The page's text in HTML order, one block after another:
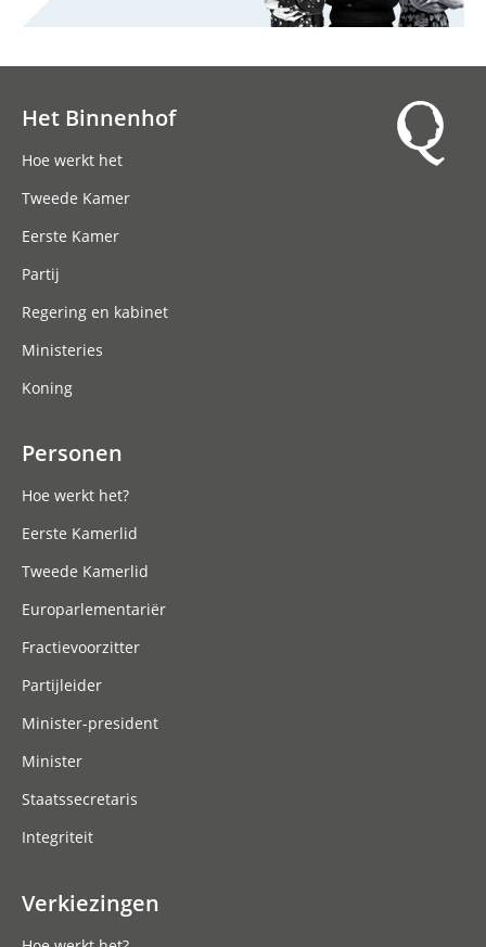
Het Binnenhof
Hoe werkt het
Tweede Kamer
Eerste Kamer
Partij
Regering en kabinet
Ministeries
Koning
Personen
Hoe werkt het?
Eerste Kamerlid
Tweede Kamerlid
Europarlementariër
Fractievoorzitter
Partijleider
Minister-president
Minister
Staatssecretaris
Integriteit
Verkiezingen